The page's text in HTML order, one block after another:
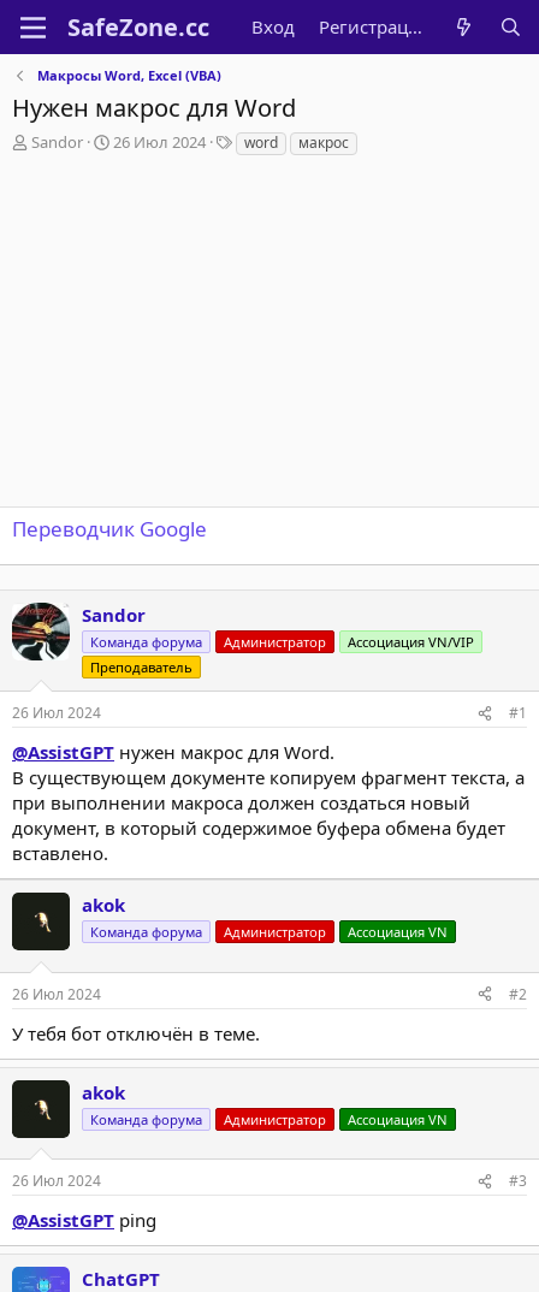
Вход Регистрация
Макросы Word, Excel (VBA)
Нужен макрос для Word
А
Sandor
Д
26 Июл 2024
Т
е
word макрос
Переводчик Google
Sandor
Команда форума Администратор
Ассоциация VN/VIP
Преподаватель
26 Июл 2024 #1
@AssistGPT нужен макрос для Word.
В существующем документе копируем фрагмент текста, а
при выполнении макроса должен создаться новый
документ, в который содержимое буфера обмена будет
вставлено.
akok
Команда форума Администратор Ассоциация VN
26 Июл 2024 #2
У тебя бот отключён в теме.
akok
Команда форума Администратор Ассоциация VN
26 Июл 2024 #3
@AssistGPT ping
ChatGPT